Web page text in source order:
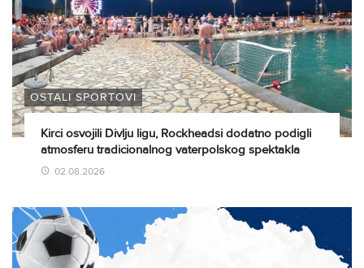
OSTALI SPORTOVI
Kirci osvojili Divlju ligu, Rockheadsi dodatno podigli
atmosferu tradicionalnog vaterpolskog spektakla
02.08.2026